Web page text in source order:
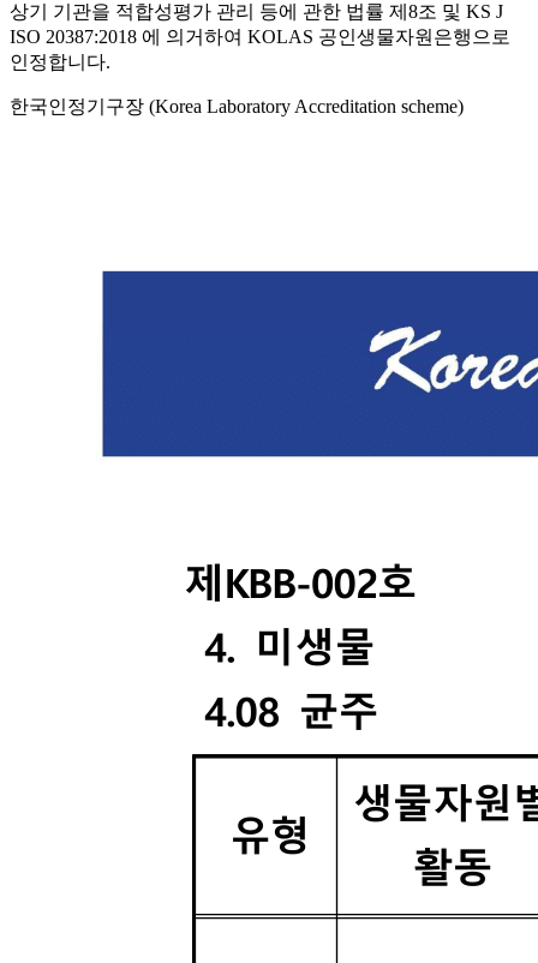
상기 기관을 적합성평가 관리 등에 관한 법률 제8조 및 KS J
ISO 20387:2018 에 의거하여 KOLAS 공인생물자원은행으로
인정합니다.
한국인정기구장 (Korea Laboratory Accreditation scheme)